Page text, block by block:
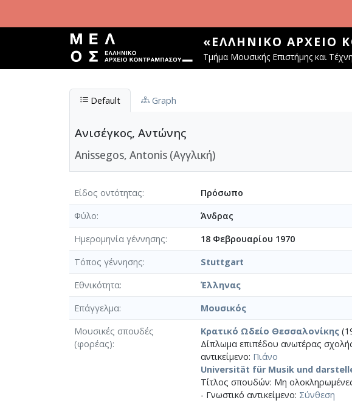
«ΕΛΛΗΝΙΚΌ ΑΡΧΕΊΟ
Τμήμα Μουσικής Επιστήμης και
Default Graph
Ανισέγκος, Αντώνης
Anissegos, Antonis (Αγγλική)
Είδος οντότητας
Πρόσωπο
Φύλο
Άνδρας
Ημερομηνία γέννησης
18 Φεβρουαρίου 1970
Τόπος γέννησης
Stuttgart
Εθνικότητα
Έλληνας
Επάγγελμα
Μουσικός
Μουσικές σπουδές
(φορέας)
Κρατικό Ωδείο Θεσσαλονίκης
Δίπλωμα επιπέδου ανωτέρας
αντικείμενο: Πιάνο
Universität für Musik und
Τίτλος σπουδών: Μη
- Γνωστικό αντικείμενο: Σύνθεση